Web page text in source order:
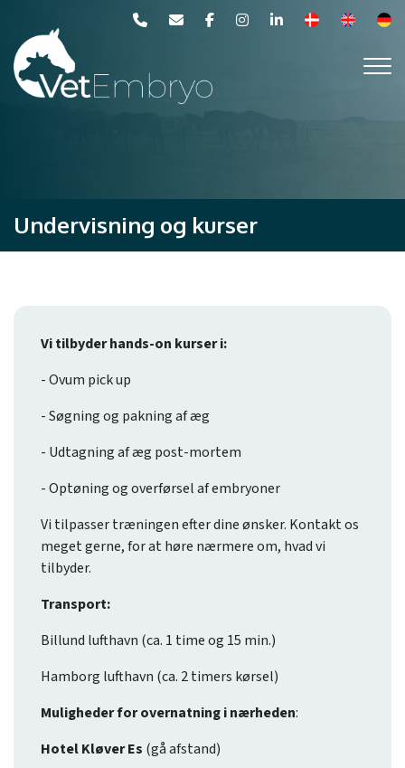
hovedindhold
Undervisning og kurser
Vi tilbyder hands-on kurser i:
- Ovum pick up
- Søgning og pakning af æg
- Udtagning af æg post-mortem
- Optøning og overførsel af embryoner
Vi tilpasser træningen efter dine ønsker. Kontakt os
meget gerne, for at høre nærmere om, hvad vi
tilbyder.
Transport:
Billund lufthavn (ca. 1 time og 15 min.)
Hamborg lufthavn (ca. 2 timers kørsel)
Muligheder for overnatning i nærheden:
Hotel Kløver Es (gå afstand)